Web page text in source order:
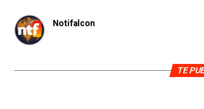
Notifalcon
TE